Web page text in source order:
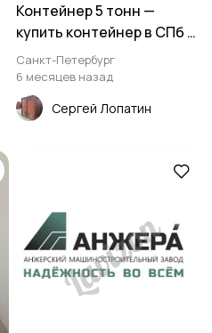
Контейнер 5 тонн —
купить контейнер в СПб с
доставкой
Санкт-Петербург
6 месяцев назад
Сергей Лопатин